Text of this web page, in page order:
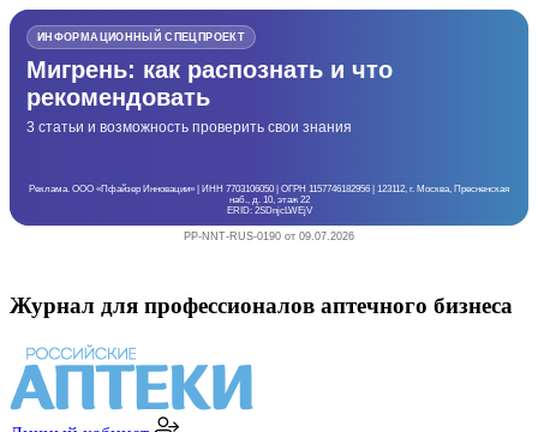
ИНФОРМАЦИОННЫЙ СПЕЦПРОЕКТ
Мигрень: как распознать и что
рекомендовать
3 статьи и возможность проверить свои знания
Реклама. ООО «Пфайзер Инновации» | ИНН 7703106050 | ОГРН 1157746182956 | 123112, г. Москва, Пресненская
наб., д. 10, этаж 22
ERID: 2SDnjcLWEjV
PP-NNT-RUS-0190 от 09.07.2026
Журнал для профессионалов аптечного бизнеса